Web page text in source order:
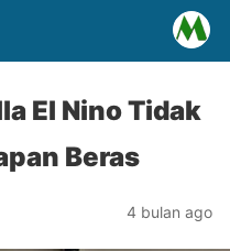
El Nino Tidak
Beras
4 bulan ago